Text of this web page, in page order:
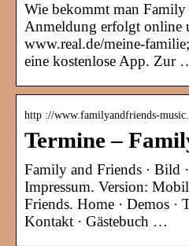
Wie bekommt man Family
Anmeldung erfolgt online
www.real.de/meine-
eine kostenlose App. Zur
http ://www.familyandfriends-
Termine –
Family and Friends · Bild
Impressum. Version:
Friends. Home · Demos ·
Kontakt · Gästebuch …